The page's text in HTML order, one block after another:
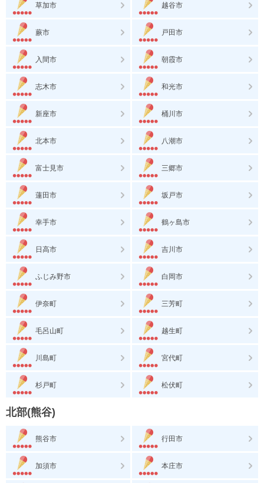
草加市 越谷市
蕨市 戸田市
入間市 朝霞市
志木市 和光市
新座市 桶川市
北本市 八潮市
富士見市 三郷市
蓮田市 坂戸市
幸手市 鶴ヶ島市
日高市 吉川市
ふじみ野市 白岡市
伊奈町 三芳町
毛呂山町 越生町
川島町 宮代町
杉戸町 松伏町
北部(熊谷)
熊谷市 行田市
加須市 本庄市